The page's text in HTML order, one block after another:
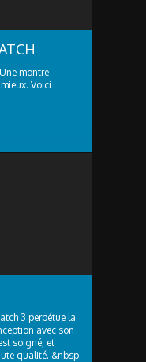
montre
Voici
3 perpétue la
avec son
soigné, et
qualité. &nbsp